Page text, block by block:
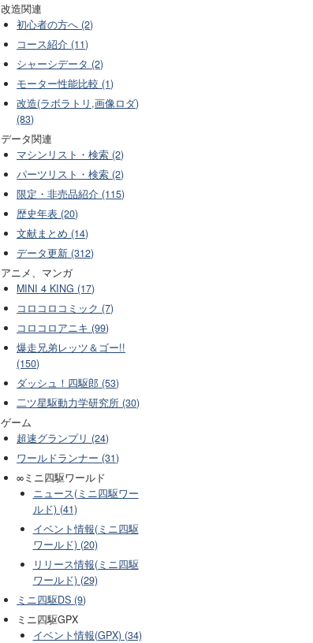
改造関連
初心者の方へ (2)
コース紹介 (11)
シャーシデータ (2)
モーター性能比較 (1)
改造(ラボラトリ,画像ロダ)
(83)
データ関連
マシンリスト・検索 (2)
パーツリスト・検索 (2)
限定・非売品紹介 (115)
歴史年表 (20)
文献まとめ (14)
データ更新 (312)
アニメ、マンガ
MINI 4 KING (17)
コロコロコミック (7)
コロコロアニキ (99)
爆走兄弟レッツ＆ゴー!!
(150)
ダッシュ！四駆郎 (53)
二ツ星駆動力学研究所 (30)
ゲーム
超速グランプリ (24)
ワールドランナー (31)
∞ミニ四駆ワールド
ニュース(ミニ四駆ワー
ルド) (41)
イベント情報(ミニ四駆
ワールド) (20)
リリース情報(ミニ四駆
ワールド) (29)
ミニ四駆DS (9)
ミニ四駆GPX
イベント情報(GPX) (34)